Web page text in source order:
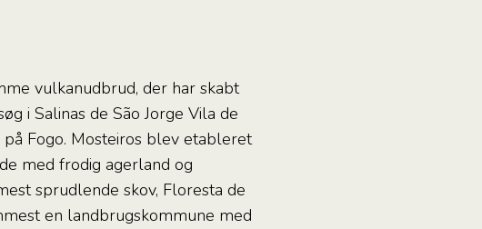
vulkanudbrud, der har skabt
i Salinas de São Jorge Vila de
Fogo. Mosteiros blev etableret
med frodig agerland og
sprudlende skov, Floresta de
en landbrugskommune med